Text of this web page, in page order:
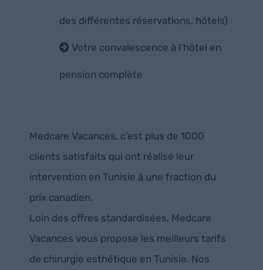
des différentes réservations, hôtels)
Votre convalescence à l’hôtel en
pension complète
Medcare Vacances, c’est plus de 1000
clients satisfaits qui ont réalisé leur
intervention en Tunisie à une fraction du
prix canadien.
Loin des offres standardisées, Medcare
Vacances vous propose les meilleurs tarifs
de chirurgie esthétique en Tunisie. Nos